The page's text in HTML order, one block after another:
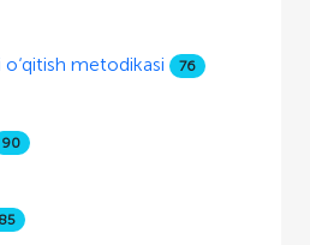
metodikasi 76
90
85